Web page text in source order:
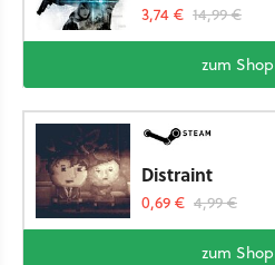
3,74 € 14,99 €
zum Shop
Distraint
0,69 € 4,99 €
zum Shop